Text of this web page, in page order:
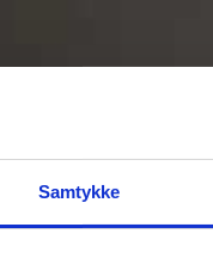
Samtykke